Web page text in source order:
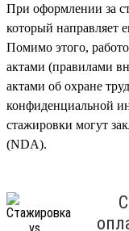
При оформлении за
который направляет
Помимо этого,
актами (правилами
актами об охране
конфиденциальной
стажировки могут
(NDA).